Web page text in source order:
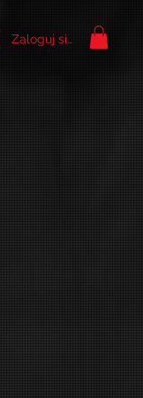
Zaloguj się